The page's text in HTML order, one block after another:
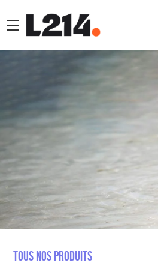
menu
Tous nos produits